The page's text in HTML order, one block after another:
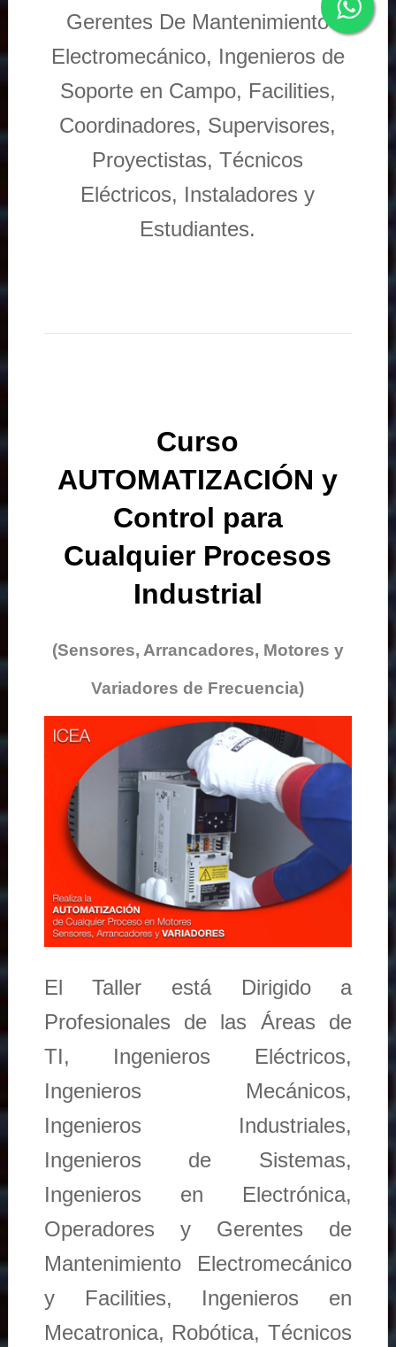
Gerentes De Mantenimiento
Electromecánico, Ingenieros de
Soporte en Campo, Facilities,
Coordinadores, Supervisores,
Proyectistas, Técnicos
Eléctricos, Instaladores y
Estudiantes.
Curso
AUTOMATIZACIÓN y
Control para
Cualquier Procesos
Industrial
(Sensores, Arrancadores, Motores y
Variadores de Frecuencia)
El Taller está Dirigido a
Profesionales de las Áreas de
TI, Ingenieros Eléctricos,
Ingenieros Mecánicos,
Ingenieros Industriales,
Ingenieros de Sistemas,
Ingenieros en Electrónica,
Operadores y Gerentes de
Mantenimiento Electromecánico
y Facilities, Ingenieros en
Mecatronica, Robótica, Técnicos